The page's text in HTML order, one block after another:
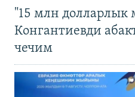
"15 млн долларлык
Конгантиевди
чечим